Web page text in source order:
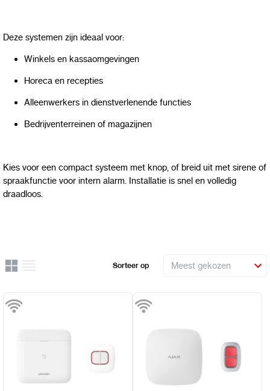
Deze systemen zijn ideaal voor:
Winkels en kassaomgevingen
Horeca en recepties
Alleenwerkers in dienstverlenende functies
Bedrijventerreinen of magazijnen
Kies voor een compact systeem met knop, of breid uit met sirene of
spraakfunctie voor intern alarm. Installatie is snel en volledig
draadloos.
Uitzicht
Rooster
Lijst Sorteer op